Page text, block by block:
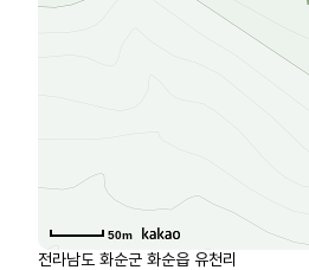
50m
전라남도 화순군 화순읍 유천리